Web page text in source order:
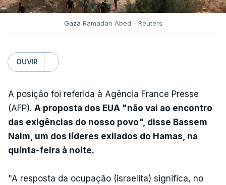
Gaza Ramadan Abed - Reuters
OUVIR
A posição foi referida à Agência France Presse
(AFP). A proposta dos EUA "não vai ao encontro
das exigências do nosso povo", disse Bassem
Naim, um dos líderes exilados do Hamas, na
quinta-feira à noite.
"A resposta da ocupação (israelita) significa, no